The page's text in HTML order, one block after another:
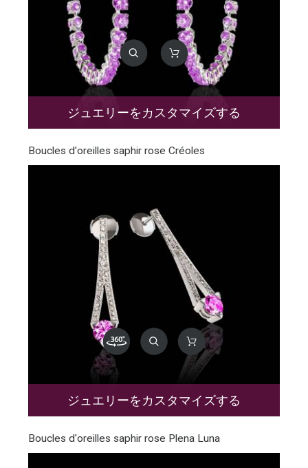
ジュエリーをカスタマイズする
Boucles d'oreilles saphir rose Créoles
ジュエリーをカスタマイズする
Boucles d'oreilles saphir rose Plena Luna